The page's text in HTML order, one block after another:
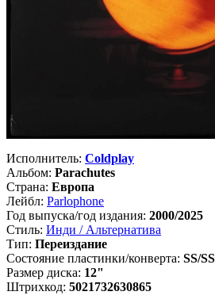
Исполнитель: Coldplay
Альбом: Parachutes
Страна: Европа
Лейбл: Parlophone
Год выпуска/год издания: 2000/2025
Стиль: Инди / Альтернатива
Тип: Переиздание
Состояние пластинки/конверта: SS/SS
Размер диска: 12"
Штрихкод: 5021732630865